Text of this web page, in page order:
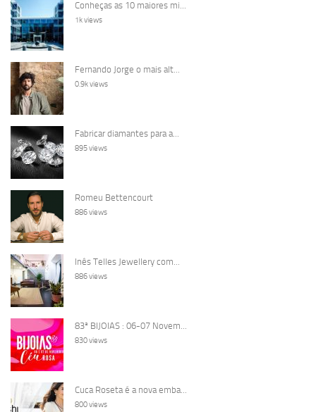
Conheças as 10 maiores mi...
1k views
Fernando Jorge o mais alt...
0.9k views
Fabricar diamantes para a...
895 views
Romeu Bettencourt
886 views
Inês Telles Jewellery com...
886 views
83ª BIJOIAS : 06-07 Novem...
830 views
Cuca Roseta é a nova emba...
800 views